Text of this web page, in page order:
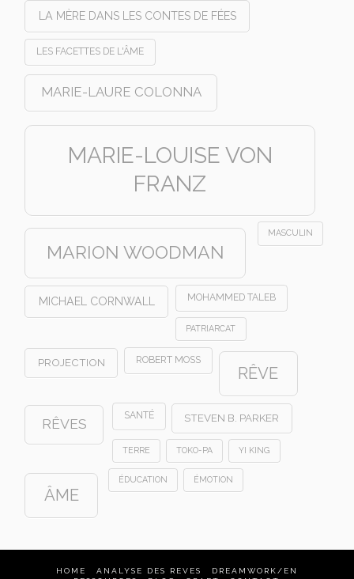
LA MÈRE DANS LES CONTES DE FÉES
LES FACETTES DE L'ÂME
MARIE-LAURE COLONNA
MARIE-LOUISE VON
FRANZ
MARION WOODMAN
MASCULIN
MICHAEL CORNWALL MOHAMMED TALEB
PATRIARCAT
PROJECTION ROBERT MOSS
RÊVE
RÊVES
SANTÉ STEVEN B. PARKER
TERRE TOKO-PA YI KING
ÂME
ÉDUCATION ÉMOTION
HOME ANALYSE DES REVES
DREAMWORK/EN